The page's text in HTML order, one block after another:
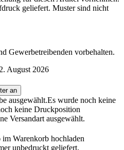
geliefert. Muster sind nicht
Gewerbetreibenden vorbehalten.
August 2026
an
ausgewählt.Es wurde noch keine
keine Druckposition
Versandart ausgewählt.
Warenkorb hochladen
unbedruckt geliefert.